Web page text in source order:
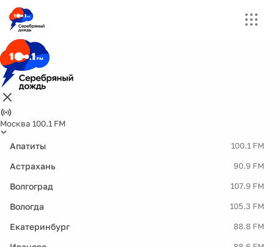
Москва 100.1 FM
Апатиты 100.1 FM
Астрахань 90.9 FM
Волгоград 107.9 FM
Вологда 105.3 FM
Екатеринбург 88.8 FM